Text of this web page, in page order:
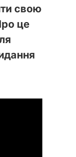
свою
це